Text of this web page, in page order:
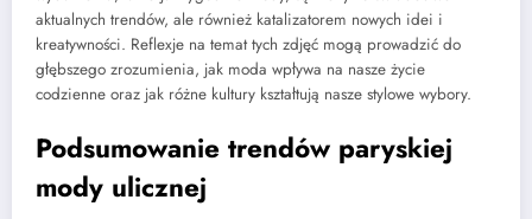
aktualnych trendów, ale również katalizatorem nowych idei i
kreatywności. Reflexje na temat tych zdjęć mogą prowadzić do
głębszego zrozumienia, jak moda wpływa na nasze życie
codzienne oraz jak różne kultury kształtują nasze stylowe wybory.
Podsumowanie trendów paryskiej
mody ulicznej